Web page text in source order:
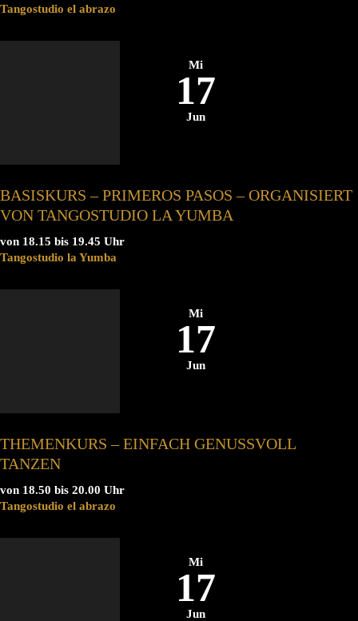
Tangostudio el abrazo
Mi
17
Jun
BASISKURS – PRIMEROS PASOS – ORGANISIERT
VON TANGOSTUDIO LA YUMBA
von 18.15 bis 19.45 Uhr
Tangostudio la Yumba
Mi
17
Jun
THEMENKURS – EINFACH GENUSSVOLL
TANZEN
von 18.50 bis 20.00 Uhr
Tangostudio el abrazo
Mi
17
Jun